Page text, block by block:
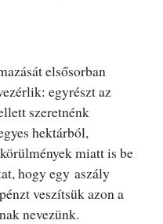
elsősorban
egyrészt az
szeretnénk
hektárból,
miatt is be
hogy egy aszály
veszítsük azon a
nevezünk.